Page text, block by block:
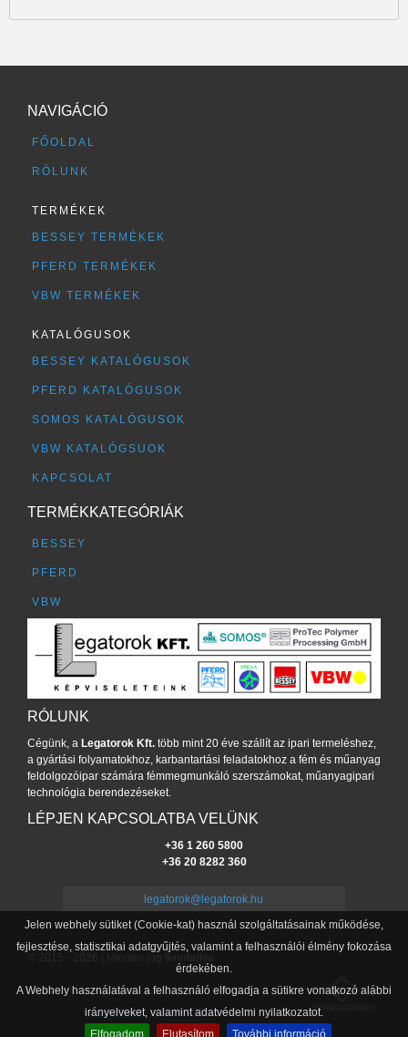
NAVIGÁCIÓ
FŐOLDAL
RÓLUNK
TERMÉKEK
BESSEY TERMÉKEK
PFERD TERMÉKEK
VBW TERMÉKEK
KATALÓGUSOK
BESSEY KATALÓGUSOK
PFERD KATALÓGUSOK
SOMOS KATALÓGUSOK
VBW KATALÓGSUOK
KAPCSOLAT
TERMÉKKATEGÓRIÁK
BESSEY
PFERD
VBW
RÓLUNK
Cégünk, a Legatorok Kft. több mint 20 éve szállít az ipari termeléshez,
a gyártási folyamatokhoz, karbantartási feladatokhoz a fém és műanyag
feldolgozóipar számára fémmegmunkáló szerszámokat, műanyagipari
technológia berendezéseket.
LÉPJEN KAPCSOLATBA VELÜNK
+36 1 260 5800
+36 20 8282 360
legatorok@legatorok.hu
Jelen webhely sütiket (Cookie-kat) használ szolgáltatásainak működése,
fejlesztése, statisztikai adatgyűjtés, valamint a felhasználói élmény fokozása
érdekében.
A Webhely használatával a felhasználó elfogadja a sütikre vonatkozó alábbi
irányelveket, valamint adatvédelmi nyilatkozatot.
Elfogadom
Elutasítom További információ